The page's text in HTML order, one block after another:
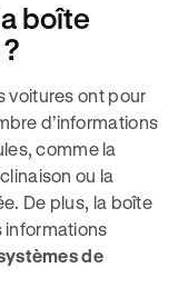
boîte
voitures ont pour
d’informations
comme la
ou la
De plus, la boîte
informations
de